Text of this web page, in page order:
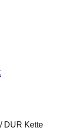
/ DUR Kette